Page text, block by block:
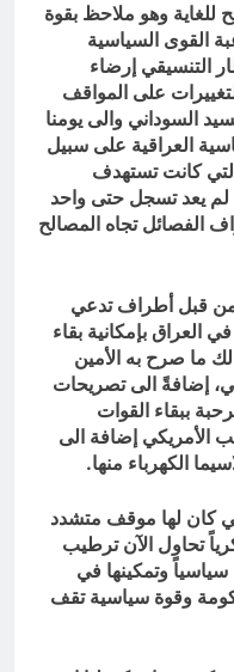
للغاية وهو ملاحظ بقوة
القوى السياسية
التنسيقي إرضاء
على المواقف
السوداني والى يومنا
العراقية على سبيل
كانت تستهدف
لم يعد تسجل حتى واحد
الفصائل تجاه المصالح
من قبل أطراف تدعي
العراق بإمكانية بقاء
ما صرح به الأمين
إضافةً الى تصريحات
ببقاء القوات
الأمريكي إضافة الى
الكهرباء منها.
كان لها موقف متشدد
تحاول الآن ترطيب
وتمكينها في
وقوة سياسية تقف